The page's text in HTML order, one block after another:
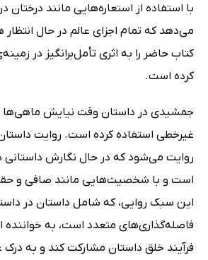
با استفاده از استعاره‌هایی مانند درختان
می‌دهد که تمام اجزای عالم در حال انتظار
کتاب حاضر را به اثری تأمل‌برانگیز در
کرده است.
جمشیدی در داستان وقت نیایش ماهی‌ها
غیرخطی استفاده کرده است. روایت
روایت می‌شود که در حال نگارش داستانی
است و با شخصیت‌هایی مانند صافی و
این سبک روایی، که شامل داستان در
فاصله‌گذاری‌های متعدد است، به خواننده
فرآیند خلق داستان مشارکت کند و به